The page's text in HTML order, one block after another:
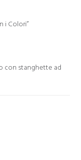
i Colori”
con stanghette ad